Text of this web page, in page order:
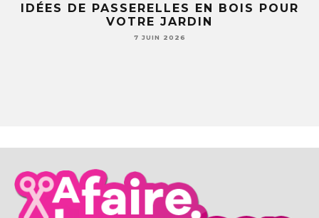
IDÉES DE PASSERELLES EN BOIS POUR
VOTRE JARDIN
7 JUIN 2026